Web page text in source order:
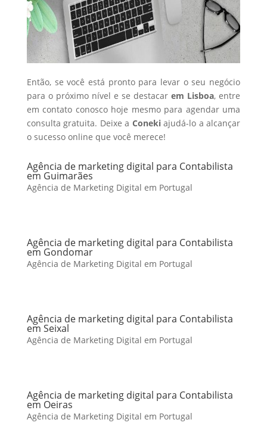
Então, se você está pronto para levar o seu negócio
para o próximo nível e se destacarem Lisboa, entre
em contato conosco hoje mesmo para agendar uma
consulta gratuita. Deixe a Conekiajudá-lo a alcançar
o sucesso online que você merece!
Agência de marketing digital para Contabilista
em Guimarães
Agência de Marketing Digital em Portugal
Agência de marketing digital para Contabilista
em Gondomar
Agência de Marketing Digital em Portugal
Agência de marketing digital para Contabilista
em Seixal
Agência de Marketing Digital em Portugal
Agência de marketing digital para Contabilista
em Oeiras
Agência de Marketing Digital em Portugal